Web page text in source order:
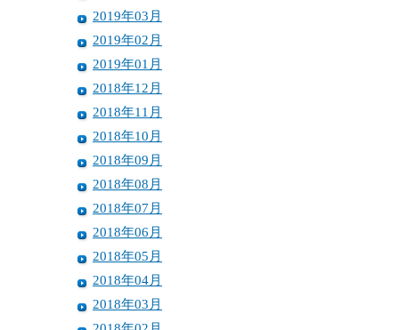
2019年03月
2019年02月
2019年01月
2018年12月
2018年11月
2018年10月
2018年09月
2018年08月
2018年07月
2018年06月
2018年05月
2018年04月
2018年03月